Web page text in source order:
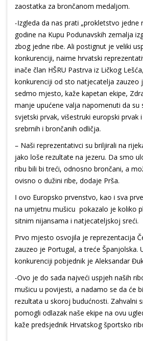
zaostatka za brončanom medaljom.
-Izgleda da nas prati „prokletstvo jedne
godine na Kupu Podunavskih zemalja
zbog jedne ribe. Ali postignut je veliki
konkurenciji, naime hrvatski
inače član HŠRU Pastrva iz Ličkog
konkurenciji od sto natjecatelja zauzeo
sedmo mjesto, kaže kapetan ekipe,
manje upućene valja napomenuti da su
svjetski prvak, višestruki europski prvak
srebrnih i brončanih odličja.
– Naši reprezentativci su briljirali na
jako loše rezultate na jezeru. Da smo
ribu bili bi treći, odnosno brončani, a
ovisno o dužini ribe, dodaje Prša.
I ovo Europsko prvenstvo, kao i sva
na umjetnu mušicu pokazalo je koliko
sitnim nijansama i natjecateljskoj sreći.
Prvo mjesto osvojila je reprezentacija
zauzeo je Portugal, a treće Španjolska.
konkurenciji pobjednik je Aleksandar
-Ovo je do sada najveći uspjeh naših
mušicu u povijesti, a nadamo se da će
rezultata u skoroj budućnosti. Zahvalni
pomogli odlazak naše ekipe na ovu
kaže predsjednik Hrvatskog športsko